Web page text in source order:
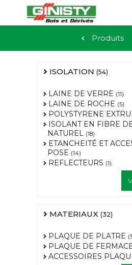
Produits
ISOLATION (54)
LAINE DE VERRE (11)
LAINE DE ROCHE (5)
POLYSTYRENE
ISOLANT EN FIBRE
NATUREL (18)
ETANCHEITÉ ET
POSE (14)
REFLECTEURS (1)
MATERIAUX (32)
PLAQUE DE PLATRE
PLAQUE DE
ACCESSOIRES